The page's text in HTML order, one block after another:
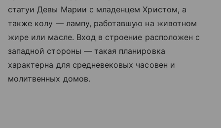
статуи Девы Марии с младенцем Христом, а
также колу — лампу, работавшую на животном
жире или масле. Вход в строение расположен с
западной стороны — такая планировка
характерна для средневековых часовен и
молитвенных домов.